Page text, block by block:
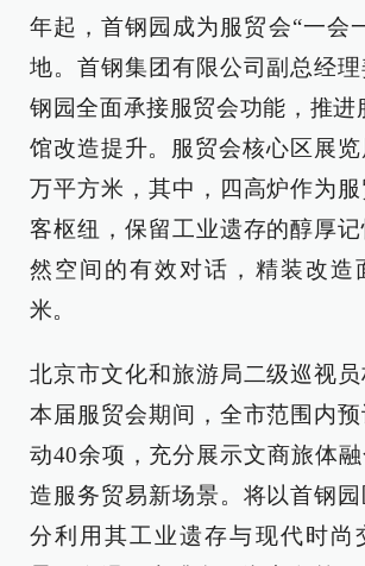
年起，首钢园成为服贸会“一会
地。首钢集团有限公司副总经
钢园全面承接服贸会功能，推进
馆改造提升。服贸会核心区展
万平方米，其中，四高炉作为
客枢纽，保留工业遗存的醇厚
然空间的有效对话，精装改造
米。
北京市文化和旅游局二级巡视员
本届服贸会期间，全市范围内
动40余项，充分展示文商旅体
造服务贸易新场景。将以首钢
分利用其工业遗存与现代时尚